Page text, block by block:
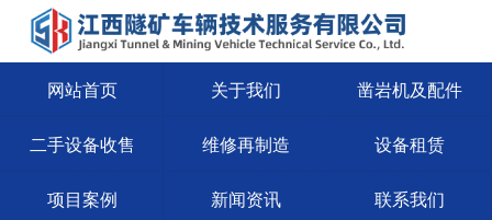
网站首页 关于我们 凿岩机及配件
二手设备收售 维修再制造 设备租赁
项目案例 新闻资讯 联系我们